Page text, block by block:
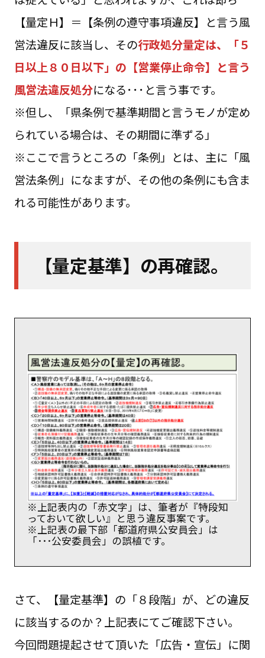
【量定Ｈ】＝【条例の遵守事項違反】と言う風
営法違反に該当し、その行政処分量定は、「５
日以上８０日以下」の【営業停止命令】と言う
風営法違反処分になる･･･と言う事です。
※但し、「県条例で基準期間と言うモノが定め
られている場合は、その期間に準ずる」
※ここで言うところの「条例」とは、主に「風
営法条例」になますが、その他の条例にも含ま
れる可能性があります。
【量定基準】の再確認。
※上記表内の「赤文字」は、筆者が『特段知
っておいて欲しい』と思う違反事案です。
※上記表の最下部「都道府県公安員会」は
「･･･公安委員会」の誤植です。
さて、【量定基準】の「８段階」が、どの違反
に該当するのか？上記表にてご確認下さい。
今回問題提起させて頂いた「広告・宣伝」に関